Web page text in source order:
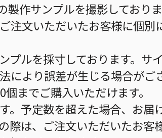
作サンプルを撮影しており
注文いただいたお客様に個別
プルを採寸しております。サ
により誤差が生じる場合がご
までご購入いただけます。
。予定数を超えた場合、お届
際は、ご注文いただいたお客